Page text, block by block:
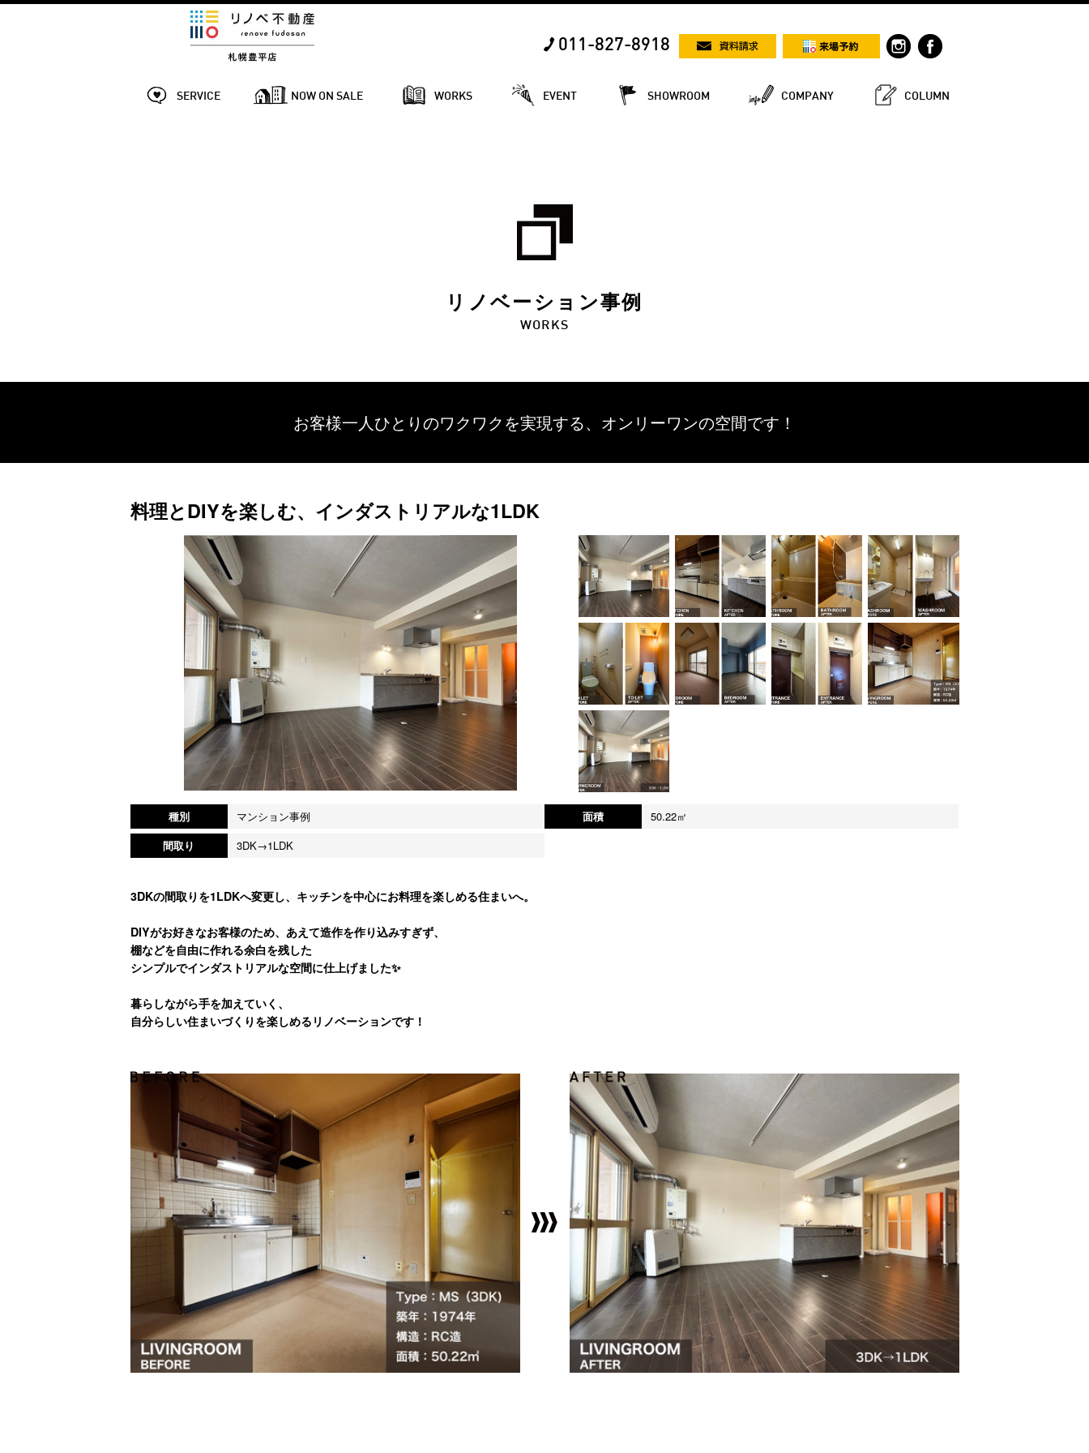
011-827-8918
SERVICE NOW ON SALE WORKS EVENT SHOWROOM COMPANY COLUMN
リノベーション事例
WORKS
お客様一人ひとりのワクワクを実現する、 オンリーワンの空間です！
料理とDIYを楽しむ、インダストリアルな1LDK
種別 マンション事例 面積
50.22㎡
間取り
3DK→1LDK
3DKの間取りを1LDKへ変更し、キッチンを中心にお料理を楽しめる住まいへ。
DIYがお好きなお客様のため、あえて造作を作り込みすぎず、
棚などを自由に作れる余白を残した
シンプルでインダストリアルな空間に仕上げました✨
暮らしながら手を加えていく、
自分らしい住まいづくりを楽しめるリノベーションです！